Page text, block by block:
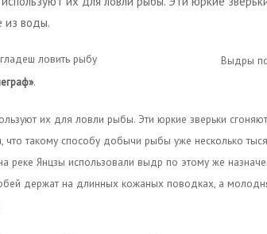
из воды.
Выдры
.
их для ловли рыбы. Эти юркие зверьки
что такому способу добычи рыбы уже несколько
реке Янцзы использовали выдр по этому же
держат на длинных кожаных поводках, а